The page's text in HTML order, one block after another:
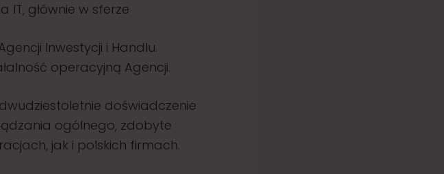
głównie w sferze
Inwestycji i Handlu.
operacyjną Agencji.
doświadczenie
ogólnego, zdobyte
jak i polskich firmach.